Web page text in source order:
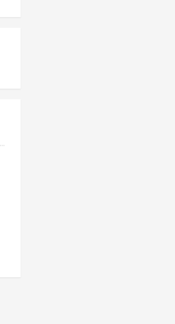
Доступно людям с ограниченными возможностями